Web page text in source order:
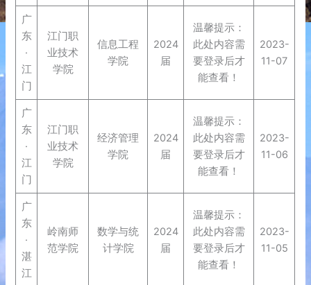
广
东
·
江
门
江门职
业技术
学院
信息工程
学院
2024
届
温馨提示：
此处内容需
要登录后才
能查看！
2023-
11-07
广
东
·
江
门
江门职
业技术
学院
经济管理
学院
2024
届
温馨提示：
此处内容需
要登录后才
能查看！
2023-
11-06
广
东
·
湛
江
岭南师
范学院
数学与统
计学院
2024
届
温馨提示：
此处内容需
要登录后才
能查看！
2023-
11-05